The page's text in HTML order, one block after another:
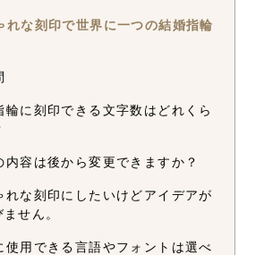
れな刻印で世界に一つの結婚指輪
に刻印できる文字数はどれくら
容は後から変更できますか？
な刻印にしたいけどアイデアが
せん。
用できる言語やフォントは選べ